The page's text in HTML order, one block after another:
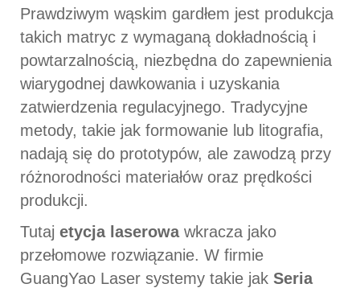
Prawdziwym wąskim gardłem jest produkcja
takich matryc z wymaganą dokładnością i
powtarzalnością, niezbędna do zapewnienia
wiarygodnej dawkowania i uzyskania
zatwierdzenia regulacyjnego. Tradycyjne
metody, takie jak formowanie lub litografia,
nadają się do prototypów, ale zawodzą przy
różnorodności materiałów oraz prędkości
produkcji.
Tutaj etycja laserowa wkracza jako
przełomowe rozwiązanie. W firmie
GuangYao Laser systemy takie jak Seria